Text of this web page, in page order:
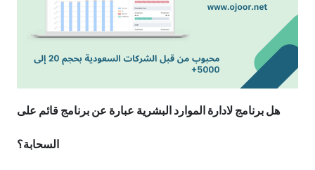
هل برنامج لادارة الموارد البشرية عبارة عن برنامج قائم على
السحابة؟